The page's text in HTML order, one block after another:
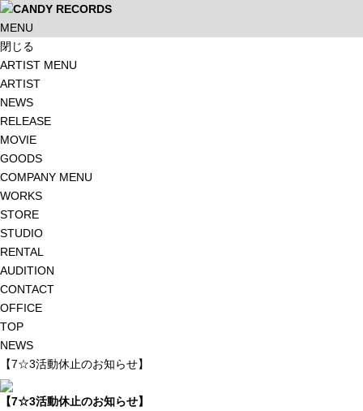
MENU
閉じる
ARTIST MENU
ARTIST
NEWS
RELEASE
MOVIE
GOODS
COMPANY MENU
WORKS
STORE
STUDIO
RENTAL
AUDITION
CONTACT
OFFICE
TOP
NEWS
【7☆3活動休止のお知らせ】
【7☆3活動休止のお知らせ】